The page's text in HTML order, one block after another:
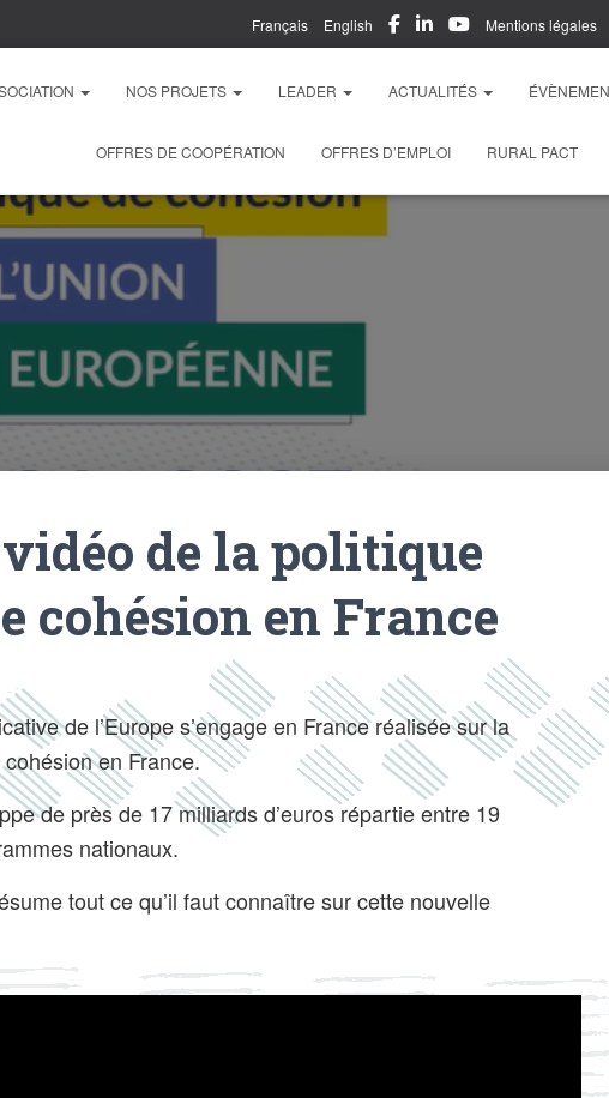
Français English Mentions légales
NOS PROJETS LEADER ACTUALITÉS
OFFRES DE COOPÉRATION OFFRES D’EMPLOI RURAL PACT
de la politique
cohésion en France
de l’Europe s’engage en France réalisée sur la
en France.
de près de 17 milliards d’euros répartie entre 19
nationaux.
tout ce qu’il faut connaître sur cette nouvelle